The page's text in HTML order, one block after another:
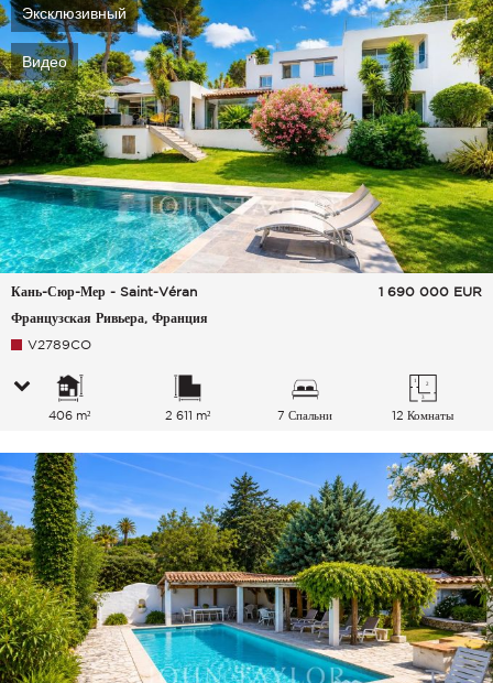
Эксклюзивный
Видео
Кань-Сюр-Мер - Saint-Véran
Французская Ривьера, Франция
1 690 000 EUR
V2789CO
406 m² 2 611 m² 7 Спальни 12 Комнаты